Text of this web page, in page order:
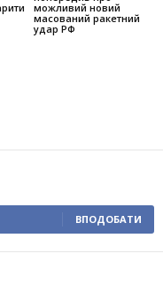
можливий новий
масований ракетний
удар РФ
ВПОДОБАТИ